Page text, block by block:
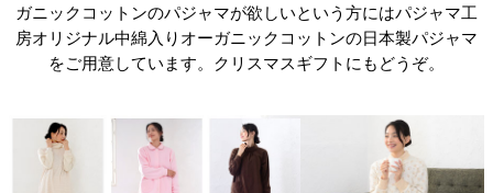
ガニックコットンのパジャマが欲しいという方にはパジャマ工
房オリジナル中綿入りオーガニックコットンの日本製パジャマ
をご用意しています。クリスマスギフトにもどうぞ。